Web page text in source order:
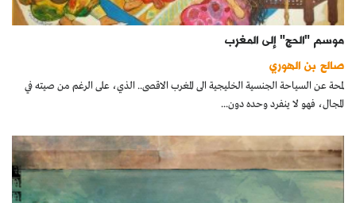
موسم "الحج" إلى المغرب
صالح بن الهوري
لمحة عن السياحة الجنسية الخليجية الى المغرب الاقصى.. الذي، على الرغم من صيته في
المجال، فهو لا ينفرد وحده دون...